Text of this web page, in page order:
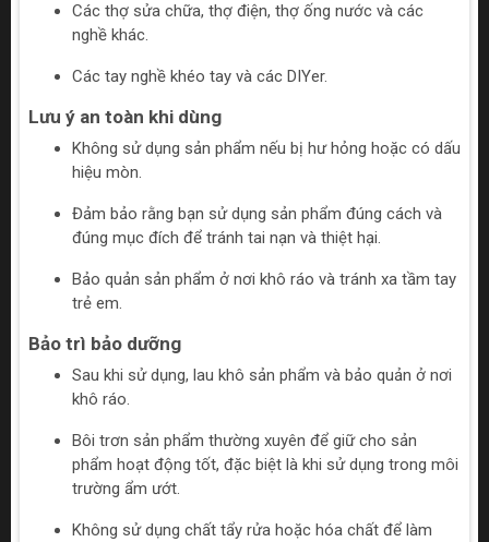
Các thợ sửa chữa, thợ điện, thợ ống nước và các
nghề khác.
Các tay nghề khéo tay và các DIYer.
Lưu ý an toàn khi dùng
Không sử dụng sản phẩm nếu bị hư hỏng hoặc có dấu
hiệu mòn.
Đảm bảo rằng bạn sử dụng sản phẩm đúng cách và
đúng mục đích để tránh tai nạn và thiệt hại.
Bảo quản sản phẩm ở nơi khô ráo và tránh xa tầm tay
trẻ em.
Bảo trì bảo dưỡng
Sau khi sử dụng, lau khô sản phẩm và bảo quản ở nơi
khô ráo.
Bôi trơn sản phẩm thường xuyên để giữ cho sản
phẩm hoạt động tốt, đặc biệt là khi sử dụng trong môi
trường ẩm ướt.
Không sử dụng chất tẩy rửa hoặc hóa chất để làm